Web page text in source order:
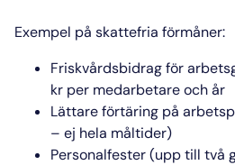
Exempel på skattefria förmåner:
Friskvårdsbidrag för
kr per medarbetare och år
Lättare förtäring på
– ej hela måltider)
Personalfester (upp till två